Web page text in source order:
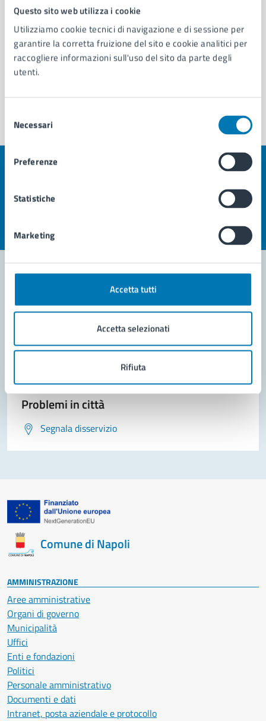
Questo sito web utilizza i cookie
Utilizziamo cookie tecnici di navigazione e di sessione per
garantire la corretta fruizione del sito e cookie analitici per
raccogliere informazioni sull'uso del sito da parte degli
utenti.
delNecessari
Preferenze
Statistiche
Marketing
Accetta tutti
Accetta selezionati
Rifiuta
Quanto sono chiare le informazioni su questa
pagina?
Valuta 3 stelle su 5
Valuta 2 stelle su 5
Valuta 1 stelle su 5
Contatta il comune
Leggi le domande frequenti
Richiedi assistenza
Prenota appuntamento
Problemi in città
Segnala disservizio
Comune di Napoli
AMMINISTRAZIONE
Aree amministrative
Organi di governo
Municipalità
Uffici
Enti e fondazioni
Politici
Personale amministrativo
Documenti e dati
Intranet, posta aziendale e protocollo